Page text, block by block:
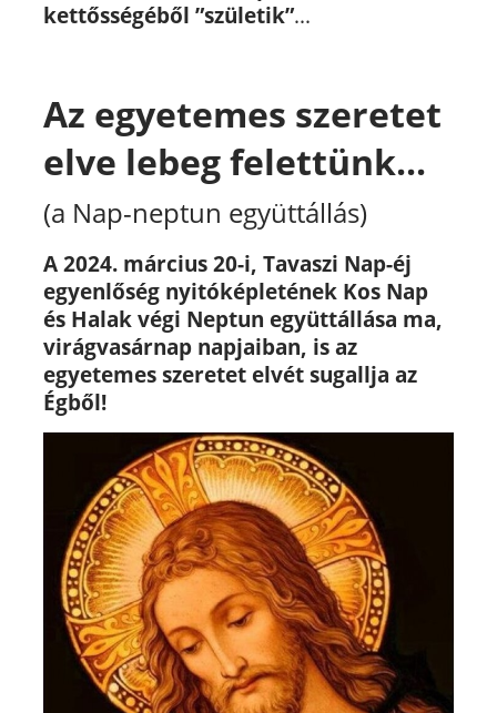
kettősségéből ”születik”...
Az egyetemes szeretet
elve lebeg felettünk...
(a Nap-neptun együttállás)
A 2024. március 20-i, Tavaszi Nap-éj
egyenlőség nyitóképletének Kos Nap
és Halak végi Neptun együttállása ma,
virágvasárnap napjaiban, is az
egyetemes szeretet elvét sugallja az
Égből!